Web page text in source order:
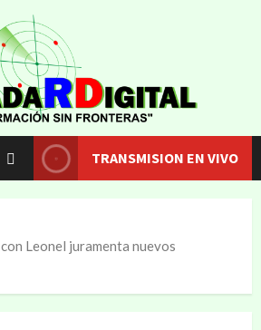
TRANSMISION EN VIVO
Leonel juramenta nuevos